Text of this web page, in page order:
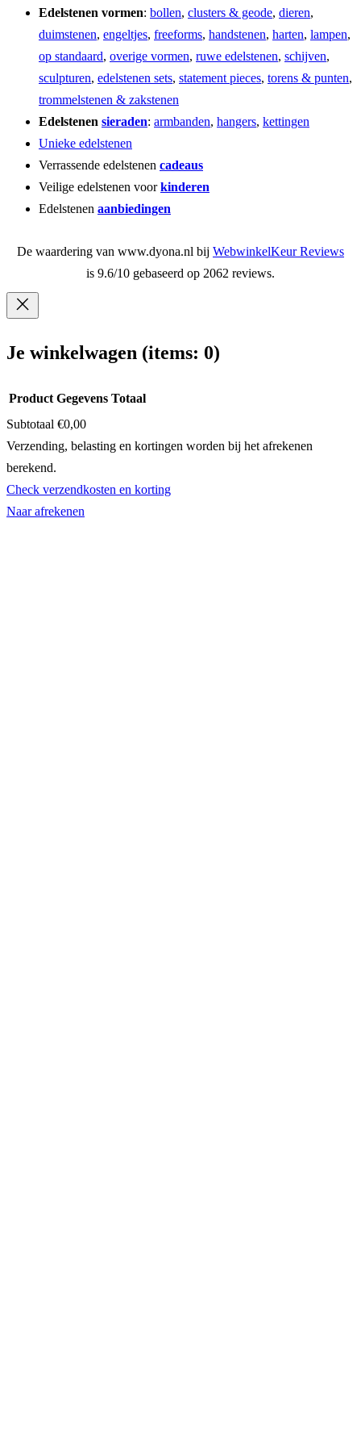
Edelstenen vormen: bollen, clusters & geode, dieren,
duimstenen, engeltjes, freeforms, handstenen, harten, lampen,
op standaard, overige vormen, ruwe edelstenen, schijven,
sculpturen, edelstenen sets, statement pieces, torens & punten,
trommelstenen & zakstenen
Edelstenen sieraden: armbanden, hangers, kettingen
Unieke edelstenen
Verrassende edelstenen cadeaus
Veilige edelstenen voorkinderen
Edelstenen aanbiedingen
De waardering van www.dyona.nl bij WebwinkelKeur Reviews
is 9.6/10 gebaseerd op 2062 reviews.
Je winkelwagen (items: 0)
Producten
in
winkelwagen
Product Gegevens Totaal
Subtotaal €0,00
Verzending, belasting en kortingen worden bij het afrekenen
berekend.
Check verzendkosten en korting
Naar afrekenen